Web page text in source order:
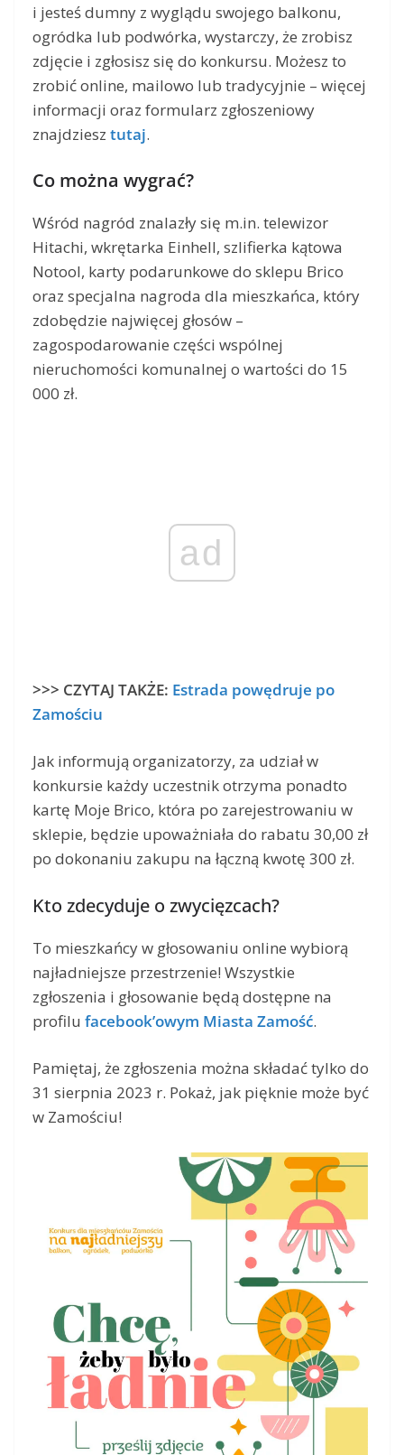
i jesteś dumny z wyglądu swojego balkonu,
ogródka lub podwórka, wystarczy, że zrobisz
zdjęcie i zgłosisz się do konkursu. Możesz to
zrobić online, mailowo lub tradycyjnie – więcej
informacji oraz formularz zgłoszeniowy
znajdziesz tutaj.
Co można wygrać?
Wśród nagród znalazły się m.in. telewizor
Hitachi, wkrętarka Einhell, szlifierka kątowa
Notool, karty podarunkowe do sklepu Brico
oraz specjalna nagroda dla mieszkańca, który
zdobędzie najwięcej głosów –
zagospodarowanie części wspólnej
nieruchomości komunalnej o wartości do 15
000 zł.
ad
>>> CZYTAJ TAKŻE: Estrada powędruje po
Zamościu
Jak informują organizatorzy, za udział w
konkursie każdy uczestnik otrzyma ponadto
kartę Moje Brico, która po zarejestrowaniu w
sklepie, będzie upoważniała do rabatu 30,00 zł
po dokonaniu zakupu na łączną kwotę 300 zł.
Kto zdecyduje o zwycięzcach?
To mieszkańcy w głosowaniu online wybiorą
najładniejsze przestrzenie! Wszystkie
zgłoszenia i głosowanie będą dostępne na
profilu facebook’owym Miasta Zamość.
Pamiętaj, że zgłoszenia można składać tylko do
31 sierpnia 2023 r. Pokaż, jak pięknie może być
w Zamościu!